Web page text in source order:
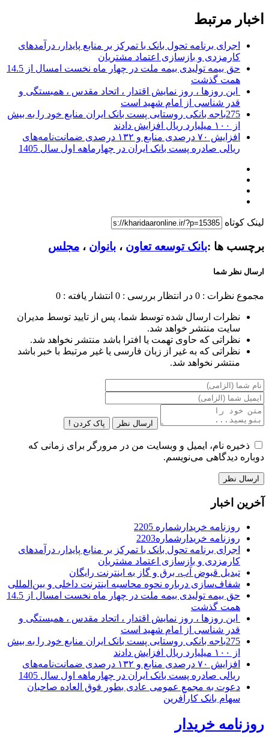
اخبار مرتبط
اجرای برنامه تحول بانک با تمرکز بر منابع پایدار، درآمدهای
کارمزدی و بازسازی اعتماد مشتریان
حق بیمه تولیدی بیمه ملت در چهار ماه نخست امسال از 14.5
همت گذشت
این روزها ، روز نمایش اقتدار ، اتحاد مقدس ، همبستگی و
قدر شناسی از امام شهید است
275باجه بانکی روستایی پست بانک ایران منابع خود را به بیش
از ۱۰۰ میلیارد ریال افزایش دادند
افزایش ۷۰ درصدی منابع و ۱۳۲ درصدی ضمانت‌نامه‌های
ریالی صادره پست بانک ایران در چهارماهه اول سال 1405
لینک کوتاه
برچسب ها :بانک توسعه تعاون ، بانوان ، مجلس
ارسال نظر شما
مجموع نظرات : 0 در انتظار بررسی : 0 انتشار یافته : 0
نظرات ارسال شده توسط شما، پس از تایید توسط مدیران
سایت منتشر خواهد شد.
نظراتی که حاوی تهمت یا افترا باشد منتشر نخواهد شد.
نظراتی که به غیر از زبان فارسی یا غیر مرتبط با خبر باشد
منتشر نخواهد شد.
ارسال نظر پاک کردن !
ذخیره نام، ایمیل و وبسایت من در مرورگر برای زمانی که
دوباره دیدگاهی می‌نویسم.
آخرین اخبار
روزنامه خریدارشماره 2205
روزنامه خریدارشماره2203
اجرای برنامه تحول بانک با تمرکز بر منابع پایدار، درآمدهای
کارمزدی و بازسازی اعتماد مشتریان
تبدیل قبوض آب، برق و گاز به اینترنت رایگان
شفاف‌سازی درباره نحوه محاسبه اینترنت داخلی و بین‌المللی
حق بیمه تولیدی بیمه ملت در چهار ماه نخست امسال از 14.5
همت گذشت
این روزها ، روز نمایش اقتدار ، اتحاد مقدس ، همبستگی و
قدر شناسی از امام شهید است
275باجه بانکی روستایی پست بانک ایران منابع خود را به بیش
از ۱۰۰ میلیارد ریال افزایش دادند
افزایش ۷۰ درصدی منابع و ۱۳۲ درصدی ضمانت‌نامه‌های
ریالی صادره پست بانک ایران در چهارماهه اول سال 1405
دعوت به مجمع عمومی عادی بطور فوق العاده صاحبان
سهام بانک کارآفرین
روزنامه خریدار